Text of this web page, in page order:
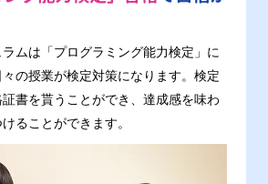
ムは「プログラミング能力検定」に
の授業が検定対策になります。検定
書を貰うことができ、達成感を味わ
ることができます。